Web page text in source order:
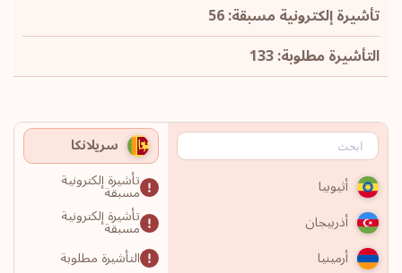
تأشيرة إلكترونية مسبقة: 56
التأشيرة مطلوبة: 133
سريلانكا
أثيوبيا
تأشيرة إلكترونية
مسبقة
أذربيجان
تأشيرة إلكترونية
مسبقة
أرمينيا
التأشيرة مطلوبة